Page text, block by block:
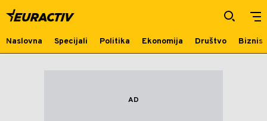
Izbori
Naslovna Specijali Politika Ekonomija Društvo Biznis